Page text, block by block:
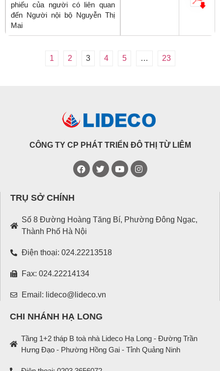
phiếu của người có liên quan
đến Người nội bộ Nguyễn Thị
Mai
1 2 3 4 5 … 23
CÔNG TY CP PHÁT TRIỂN ĐÔ THỊ TỪ LIÊM
TRỤ SỞ CHÍNH
Số 8 Đường Hoàng Tăng Bí, Phường Đông Ngạc,
Thành Phố Hà Nội
Điện thoại: 024.22213518
Fax: 024.22214134
Email: lideco@lideco.vn
CHI NHÁNH HẠ LONG
Tầng 1+2 tháp B toà nhà Lideco Hạ Long - Đường Trần
Hưng Đạo - Phường Hồng Gai - Tỉnh Quảng Ninh